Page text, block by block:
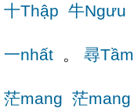
十Thập 牛Ngưu
一nhất 。 尋Tầm
茫mang 茫mang